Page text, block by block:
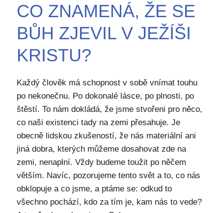
CO ZNAMENÁ, ŽE SE
BŮH ZJEVIL V JEŽÍŠI
KRISTU?
Každý člověk má schopnost v sobě vnímat touhu
po nekonečnu. Po dokonalé lásce, po plnosti, po
štěstí. To nám dokládá, že jsme stvořeni pro něco,
co naši existenci tady na zemi přesahuje. Je
obecně lidskou zkušeností, že nás materiální ani
jiná dobra, kterých můžeme dosahovat zde na
zemi, nenaplní. Vždy budeme toužit po něčem
větším. Navíc, pozorujeme tento svět a to, co nás
obklopuje a co jsme, a ptáme se: odkud to
všechno pochází, kdo za tím je, kam nás to vede?